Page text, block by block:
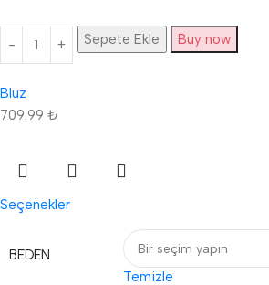
Sepete Ekle Buy now
Bluz
709.99 ₺
Seçenekler
BEDEN
Temizle